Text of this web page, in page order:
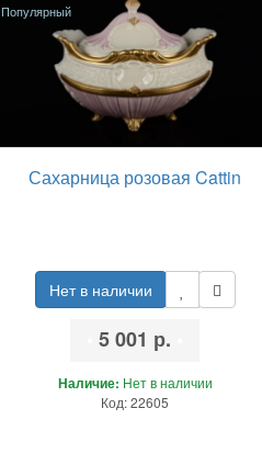
Популярный
Сахарница розовая Cattin
Нет в наличии
5 001 р.
Наличие: Нет в наличии
Код: 22605